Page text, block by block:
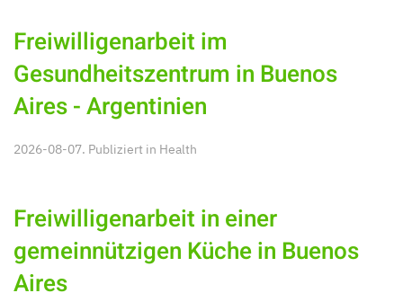
Freiwilligenarbeit im
Gesundheitszentrum in Buenos
Aires - Argentinien
2026-08-07. Publiziert in Health
Freiwilligenarbeit in einer
gemeinnützigen Küche in Buenos
Aires